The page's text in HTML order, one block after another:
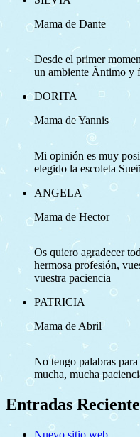
Mama de Dante
Desde el primer
un ambiente Ã­ntimo y
DORITA
Mama de Yannis
Mi opinión es muy
elegido la escoleta
ANGELA
Mama de Hector
Os quiero agradecer
hermosa profesión,
vuestra paciencia
PATRICIA
Mama de Abril
No tengo palabras
mucha, mucha
Entradas